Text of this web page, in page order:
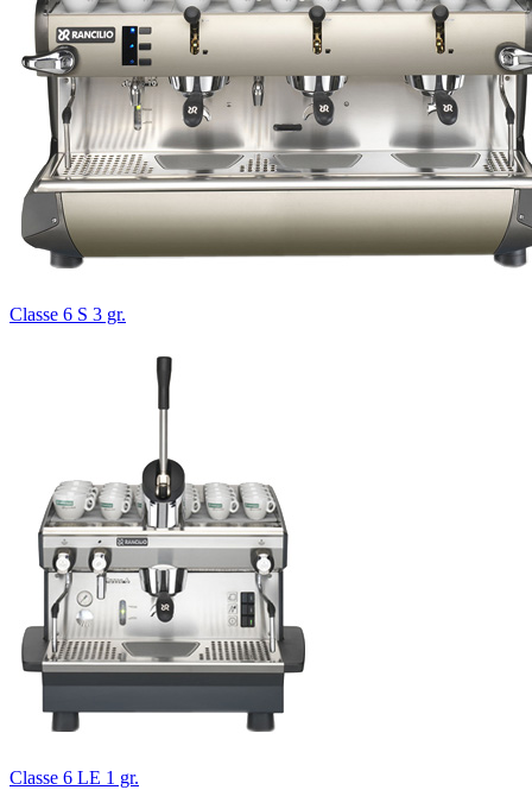
Classe 6 S 3 gr.
Classe 6 LE 1 gr.